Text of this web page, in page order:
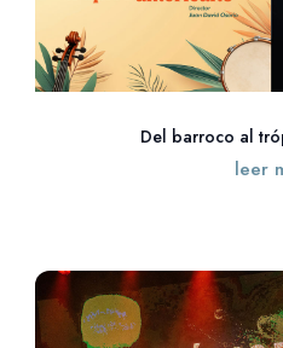
Del barroco al
leer